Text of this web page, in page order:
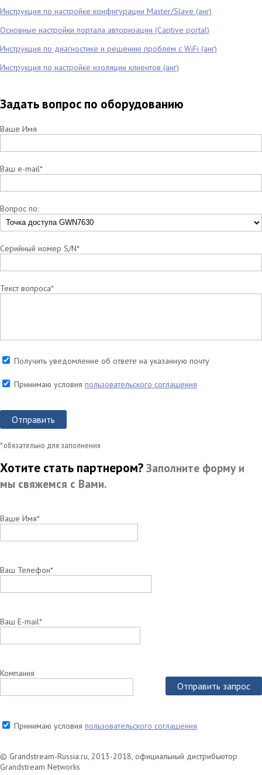
Инструкция по настройке конфигурации Master/Slave (анг)
Основные настройки портала авторизации (Captive portal)
Инструкция по диагностике и решению проблем с WiFi (анг)
Инструкция по настройке изоляции клиентов (анг)
Задать вопрос по оборудованию
Ваше Имя
Ваш e-mail*
Вопрос по:
Серийный номер S/N*
Текст вопроса*
Получить уведомление об ответе на указанную почту
Принимаю условия пользовательского соглашения
Отправить
* обязательно для заполнения
Хотите стать партнером? Заполните форму и
мы свяжемся с Вами.
Ваше Имя*
Ваш Телефон*
Ваш E-mail*
Компания
Отправить запрос
Принимаю условия пользовательского соглашения
© Grandstream-Russia.ru, 2013-2018, официальный дистрибьютор
Grandstream Networks